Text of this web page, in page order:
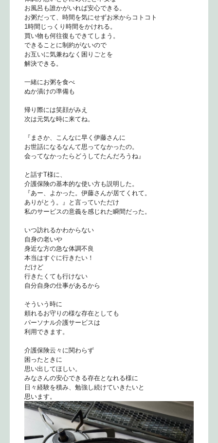
お風呂も誰かがいれば安心できる。
お粥だって、時間を気にせずお米からコトコト
1時間じっくり時間をかけれる。
買い物も何往復もできてしまう。
できることに制約がないので
お互いに気兼ねなく困りごとを
解決できる。
一緒にお粥を食べ
ぬか漬けの準備も
帰り際には笑顔がみえ
次は元気な時に来てね。
『まさか、こんなに早く伊藤さんに
お世話になるなんて思ってなかったの。
会ってなかったらどうしてたんだろうね』
と話すT様に、
介護保険の基本的な使い方も説明した。
『あー、よかった。伊藤さんが居てくれて。
ありがとう。』と言っていただけ
私のサービスの意義を感じれた瞬間だった。
いつ訪れるかわからない
自身の老いや
身近な方の急な体調不良
本当はすぐに行きたい！
だけど
行きたくても行けない
自分自身の仕事があるから
そういう時に
頼れるお守りの様な存在としても
パーソナル介護サービスは
利用できます。
介護保険云々に関わらず
困ったときに
思い出してほしい。
みなさんの安心できる存在となれる様に
日々経験を積み、勉強し続けていきたいと
思います。